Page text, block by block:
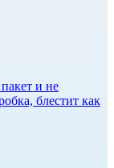
и не
блестит как